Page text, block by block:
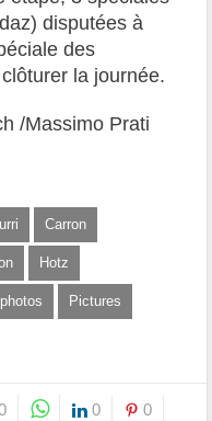
disputées à
des
la journée.
/Massimo Prati
Carron
Hotz
photos Pictures
0 0